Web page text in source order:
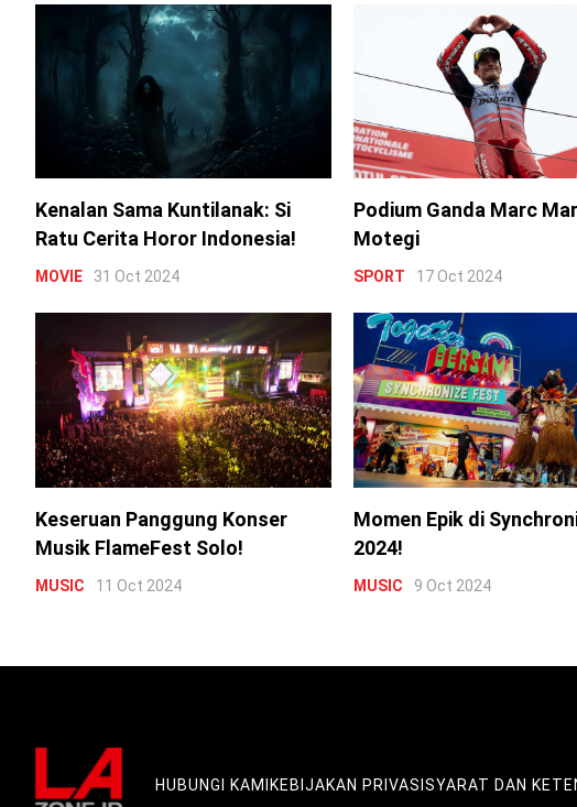
Kenalan Sama Kuntilanak: Si
Ratu Cerita Horor Indonesia!
MOVIE 31 Oct 2024
Podium Ganda Marc
Motegi
SPORT 17 Oct 2024
Keseruan Panggung Konser
Musik FlameFest Solo!
MUSIC 11 Oct 2024
Momen Epik di
2024!
MUSIC 9 Oct 2024
HUBUNGI KAMIKEBIJAKAN PRIVASISYARAT DAN